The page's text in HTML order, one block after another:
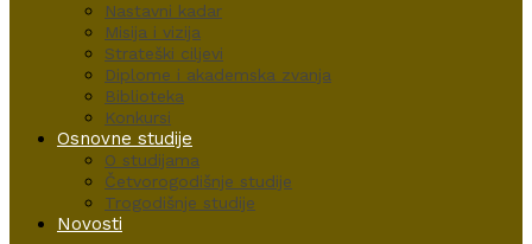
Nastavni kadar
Misija i vizija
Strateški ciljevi
Diplome i akademska zvanja
Biblioteka
Konkursi
Osnovne studije
O studijama
Četvorogodišnje studije
Trogodišnje studije
Novosti